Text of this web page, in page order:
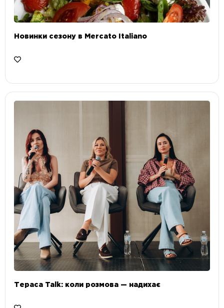
Новинки сезону в Mercato Italiano
Тераса Talk: коли розмова — надихає